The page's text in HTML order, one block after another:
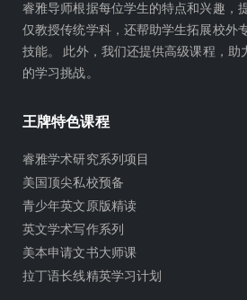
睿雅导师根据每位学生的特点和兴趣，
仅教授传统学科，还帮助学生拓展校外
技能。 此外，我们还提供高级课程，助
的学习挑战。
王牌特色课程
睿雅学术研究系列项目
美国顶尖私校预备
青少年英文原版精读
英文学术写作系列
美本申请文书大师课
拉丁语长线精英学习计划